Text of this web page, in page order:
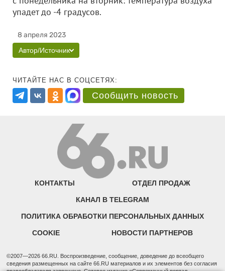
упадет до -4 градусов.
8 апреля 2023
Автор/Источник
ЧИТАЙТЕ НАС В СОЦСЕТЯХ:
Сообщить новость
КОНТАКТЫ ОТДЕЛ ПРОДАЖ
КАНАЛ В TELEGRAM
ПОЛИТИКА ОБРАБОТКИ ПЕРСОНАЛЬНЫХ ДАННЫХ
COOKIE НОВОСТИ ПАРТНЕРОВ
©2007—2026 66.RU. Воспроизведение, сообщение, доведение до всеобщего
сведения размещенных на сайте 66.RU материалов и их элементов без согласия